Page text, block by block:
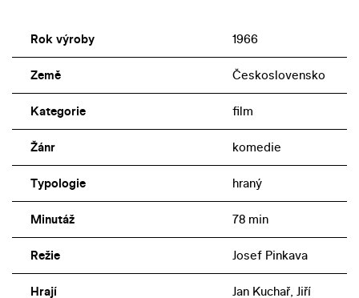
Polívka.
Rok výroby 1966
Země Československo
Kategorie film
Žánr komedie
Typologie hraný
Minutáž 78 min
Režie Josef Pinkava
Hrají
Jan Kuchař, Jiří